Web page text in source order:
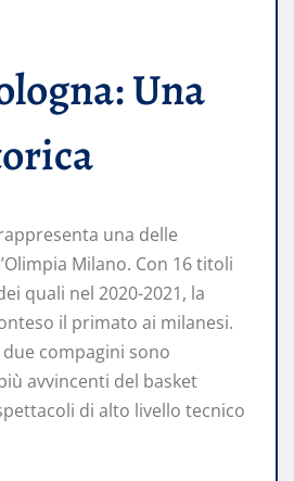
Una
una delle
Milano. Con 16 titoli
quali nel 2020-2021, la
il primato ai milanesi.
compagini sono
avvincenti del basket
di alto livello tecnico